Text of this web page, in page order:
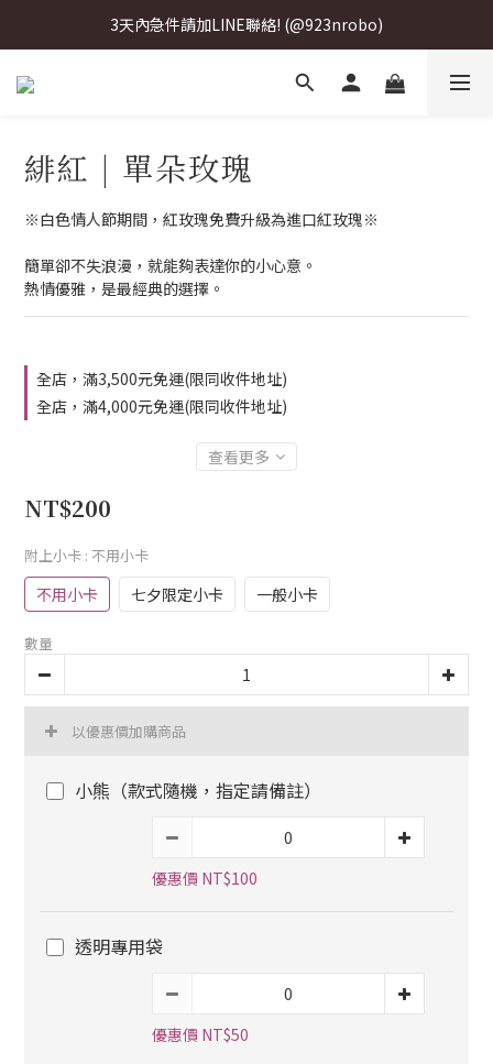
3天內急件請加LINE聯絡! (@923nrobo)
3天內急件請加LINE聯絡! (@923nrobo)
3天內急件請加LINE聯絡! (@923nrobo)
緋紅 | 單朵玫瑰
※白色情人節期間，紅玫瑰免費升級為進口紅玫瑰※
簡單卻不失浪漫，就能夠表達你的小心意。
熱情優雅，是最經典的選擇。
全店，滿3,500元免運(限同收件地址)
全店，滿4,000元免運(限同收件地址)
查看更多
NT$200
附上小卡 : 不用小卡
不用小卡 七夕限定小卡 一般小卡
數量
以優惠價加購商品
小熊（款式隨機，指定請備註）
優惠價 NT$100
透明專用袋
優惠價 NT$50